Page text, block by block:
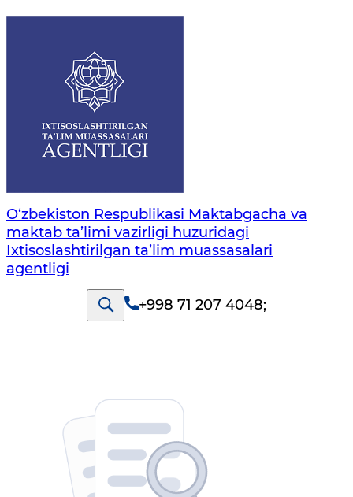
O‘zbekiston Respublikasi Maktabgacha va
maktab ta’limi vazirligi huzuridagi
Ixtisoslashtirilgan ta’lim muassasalari
agentligi
+998 71 207 4048;